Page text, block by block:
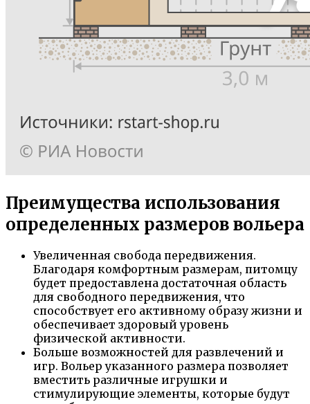
Преимущества использования
определенных размеров вольера
Увеличенная свобода передвижения.
Благодаря комфортным размерам, питомцу
будет предоставлена достаточная область
для свободного передвижения, что
способствует его активному образу жизни и
обеспечивает здоровый уровень
физической активности.
Больше возможностей для развлечений и
игр. Вольер указанного размера позволяет
вместить различные игрушки и
стимулирующие элементы, которые будут